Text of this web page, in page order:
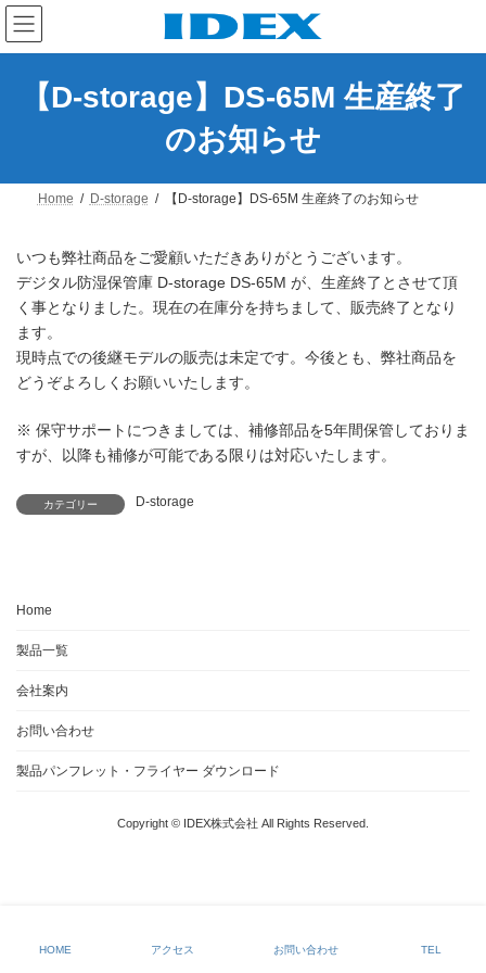
コ
ン
テ
プ
ナ
ビ
ゲ
動
【D-storage】DS-65M 生産終了
のお知らせ
Home D-storage 【D-storage】DS-65M 生産終了のお知らせ
いつも弊社商品をご愛顧いただきありがとうございます。
デジタル防湿保管庫 D-storage DS-65M が、生産終了とさせて頂
く事となりました。現在の在庫分を持ちまして、販売終了となり
ます。
現時点での後継モデルの販売は未定です。今後とも、弊社商品を
どうぞよろしくお願いいたします。
※ 保守サポートにつきましては、補修部品を5年間保管しておりま
すが、以降も補修が可能である限りは対応いたします。
カテゴリー D-storage
Home
製品一覧
会社案内
お問い合わせ
製品パンフレット・フライヤー ダウンロード
Copyright © IDEX株式会社 All Rights Reserved.
HOME アクセス お問い合わせ TEL